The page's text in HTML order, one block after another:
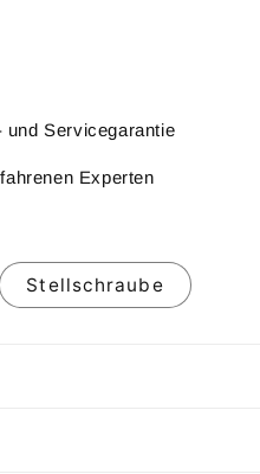
Servicegarantie
Experten
Stellschraube